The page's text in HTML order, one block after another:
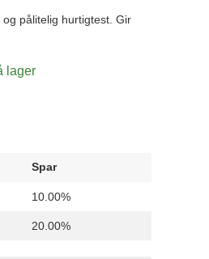
pålitelig hurtigtest. Gir
lager
Spar
10.00%
20.00%